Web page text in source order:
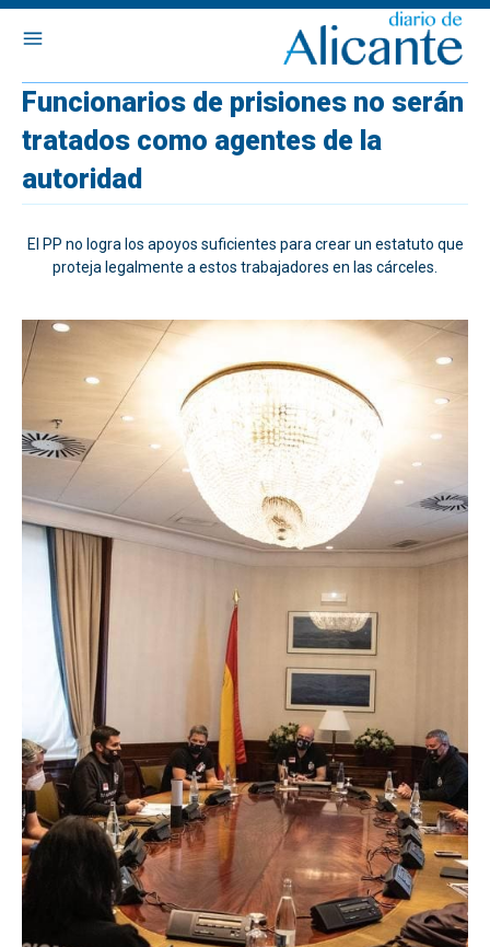
Funcionarios de prisiones no serán
tratados como agentes de la
autoridad
El PP no logra los apoyos suficientes para crear un estatuto que
proteja legalmente a estos trabajadores en las cárceles.